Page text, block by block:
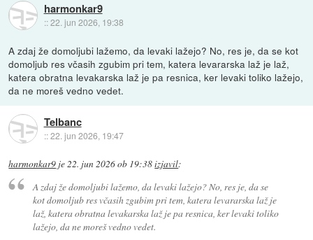
harmonkar9
::22. jun 2026, 19:38
A zdaj že domoljubi lažemo, da levaki lažejo? No, res je, da se kot
domoljub res včasih zgubim pri tem, katera levararska laž je laž,
katera obratna levakarska laž je pa resnica, ker levaki toliko lažejo,
da ne moreš vedno vedet.
Telbanc
::22. jun 2026, 19:47
harmonkar9 je22. jun 2026 ob 19:38izjavil:
A zdaj že domoljubi lažemo, da levaki lažejo? No, res je, da se
kot domoljub res včasih zgubim pri tem, katera levararska laž je
laž, katera obratna levakarska laž je pa resnica, ker levaki toliko
lažejo, da ne moreš vedno vedet.